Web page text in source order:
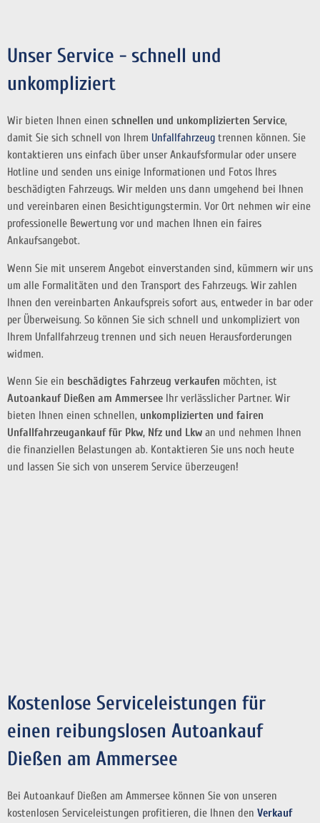
Unser Service - schnell und
unkompliziert
Wir bieten Ihnen einen schnellen und unkomplizierten Service,
damit Sie sich schnell von Ihrem Unfallfahrzeug trennen können. Sie
kontaktieren uns einfach über unser Ankaufsformular oder unsere
Hotline und senden uns einige Informationen und Fotos Ihres
beschädigten Fahrzeugs. Wir melden uns dann umgehend bei Ihnen
und vereinbaren einen Besichtigungstermin. Vor Ort nehmen wir eine
professionelle Bewertung vor und machen Ihnen ein faires
Ankaufsangebot.
Wenn Sie mit unserem Angebot einverstanden sind, kümmern wir uns
um alle Formalitäten und den Transport des Fahrzeugs. Wir zahlen
Ihnen den vereinbarten Ankaufspreis sofort aus, entweder in bar oder
per Überweisung. So können Sie sich schnell und unkompliziert von
Ihrem Unfallfahrzeug trennen und sich neuen Herausforderungen
widmen.
Wenn Sie ein beschädigtes Fahrzeug verkaufen möchten, ist
Autoankauf Dießen am Ammersee Ihr verlässlicher Partner. Wir
bieten Ihnen einen schnellen, unkomplizierten und fairen
Unfallfahrzeugankauf für Pkw, Nfz und Lkw an und nehmen Ihnen
die finanziellen Belastungen ab. Kontaktieren Sie uns noch heute
und lassen Sie sich von unserem Service überzeugen!
Kostenlose Serviceleistungen für
einen reibungslosen Autoankauf
Dießen am Ammersee
Bei Autoankauf Dießen am Ammersee können Sie von unseren
kostenlosen Serviceleistungen profitieren, die Ihnen den Verkauf